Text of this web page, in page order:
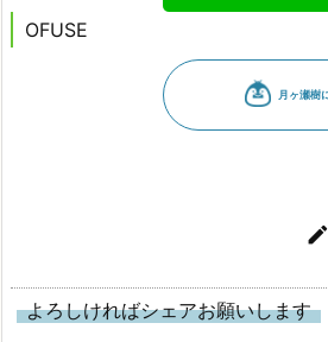
OFUSE

よろしければシェアお願いします